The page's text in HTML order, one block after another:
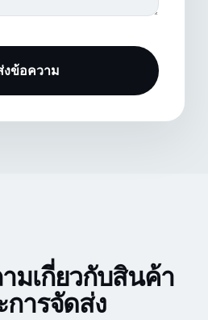
งข้อความ
มเกี่ยวกับสินค้า
ารจัดส่ง